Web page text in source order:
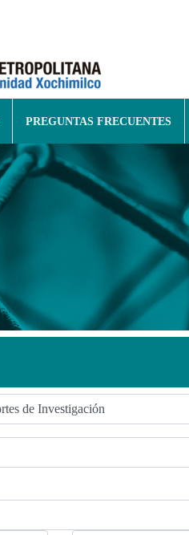
PREGUNTAS FRECUENTES